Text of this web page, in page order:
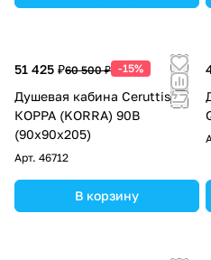
51 425 ₽60 500 ₽ -15%
Душевая кабина Ceruttispa
КОРРА (KORRA) 90B
(90x90x205)
Арт. 46712
В корзину